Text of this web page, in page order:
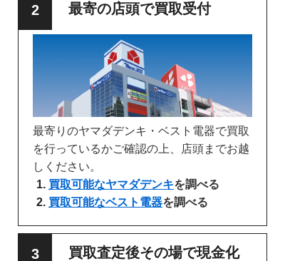
最寄の店頭で買取受付
最寄りのヤマダデンキ・ベスト電器で買取
を行っているかご確認の上、店頭までお越
しください。
買取可能なヤマダデンキを調べる
買取可能なベスト電器を調べる
買取査定後その場で現金化